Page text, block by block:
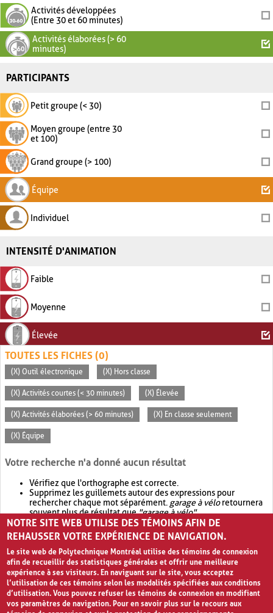
Activités développées
(Entre 30 et 60 minutes)
Activités élaborées (> 60
minutes)
PARTICIPANTS
Petit groupe (< 30)
Moyen groupe (entre 30
et 100)
Grand groupe (> 100)
Équipe
Individuel
INTENSITÉ D'ANIMATION
Faible
Moyenne
Élevée
TOUTES LES FICHES (0)
(X) Outil électronique (X) Hors classe
(X) Activités courtes (< 30 minutes) (X) Élevée
(X) Activités élaborées (> 60 minutes) (X) En classe seulement
(X) Équipe
Votre recherche n'a donné aucun résultat
Vérifiez que l'orthographe est correcte.
Supprimez les guillemets autour des expressions pour
rechercher chaque mot séparément. garage à véloretournera
souvent plus de résultat que"garage à vélo".
Envisagez d'élargir votre recherche avec OR.garage OR vélo
retournera souvent plus de résultat quegarage à vélo
NOTRE SITE WEB UTILISE DES TÉMOINS AFIN DE
REHAUSSER VOTRE EXPÉRIENCE DE NAVIGATION.
Le site web de Polytechnique Montréal utilise des témoins de connexion
afin de recueillir des statistiques générales et offrir une meilleure
expérience à ses visiteurs. En naviguant sur le site, vous acceptez
l’utilisation de ces témoins selon les modalités spécifiées aux conditions
d’utilisation. Vous pouvez refuser les témoins de connexion en modifiant
vos paramètres de navigation. Pour en savoir plus sur le recours aux